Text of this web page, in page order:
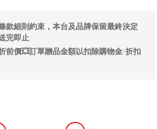
款細則約束，本台及品牌保留最終決定
完即止
前價💥訂單贈品金額以扣除購物金/折扣